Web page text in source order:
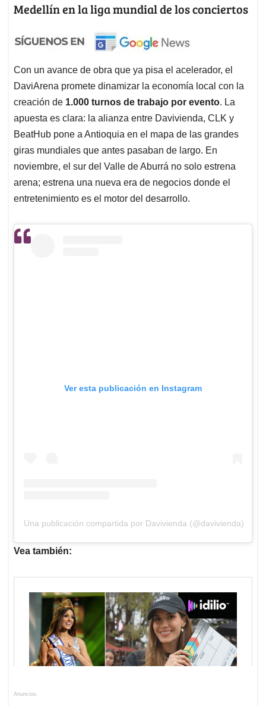
Medellín en la liga mundial de los conciertos
Con un avance de obra que ya pisa el acelerador, el
DaviArena promete dinamizar la economía local con la
creación de 1.000 turnos de trabajo por evento. La
apuesta es clara: la alianza entre Davivienda, CLK y
BeatHub pone a Antioquia en el mapa de las grandes
giras mundiales que antes pasaban de largo. En
noviembre, el sur del Valle de Aburrá no solo estrena
arena; estrena una nueva era de negocios donde el
entretenimiento es el motor del desarrollo.
Ver esta publicación en Instagram
Una publicación compartida por Davivienda (@davivienda)
Vea también:
Anuncios.